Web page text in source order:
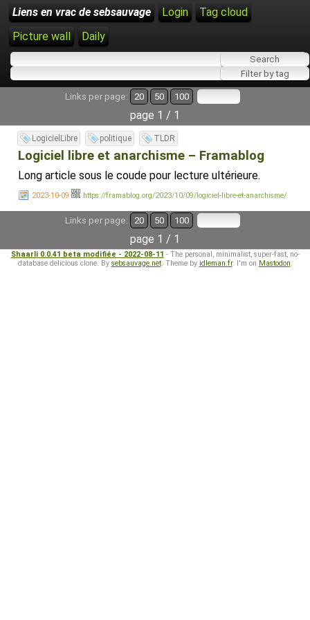
Liens en vrac de sebsauvage Login
Tag cloud
Picture wall
Daily
Links per page: 20 50 100
page 1 / 1
LogicielLibre politique TLDR
Logiciel libre et anarchisme – Framablog
Long article sous le coude pour lecture ultérieure.
2023-10-09 https://framablog.org/2023/10/09/logiciel-libre-et-anarchisme/
Links per page: 20 50 100
page 1 / 1
Shaarli 0.0.41 beta modifiée - 2022-08-11 - The personal, minimalist, super-fast, no-
database delicious clone. By sebsauvage.net. Theme by idleman.fr. I'm on Mastodon.